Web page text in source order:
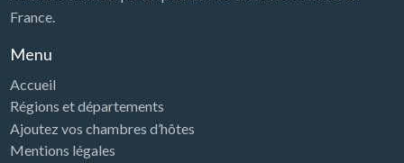
France.
Menu
Accueil
Régions et départements
Ajoutez vos chambres d’hôtes
Mentions légales